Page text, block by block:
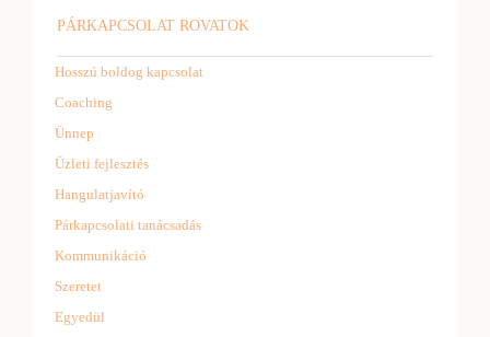
PÁRKAPCSOLAT ROVATOK
Hosszú boldog kapcsolat
Coaching
Ünnep
Üzleti fejlesztés
Hangulatjavító
Párkapcsolati tanácsadás
Kommunikáció
Szeretet
Egyedül